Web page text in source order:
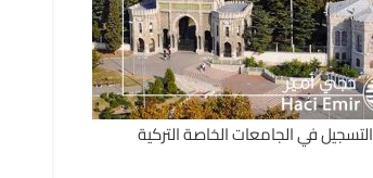
التسجيل في الجامعات الخاصة التركية